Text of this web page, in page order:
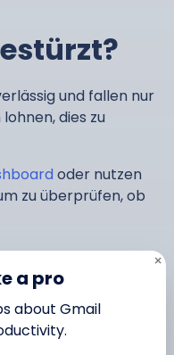
und fallen nur
dies zu
oder nutzen
zu überprüfen, ob
selbst
a pro
about Gmail
×